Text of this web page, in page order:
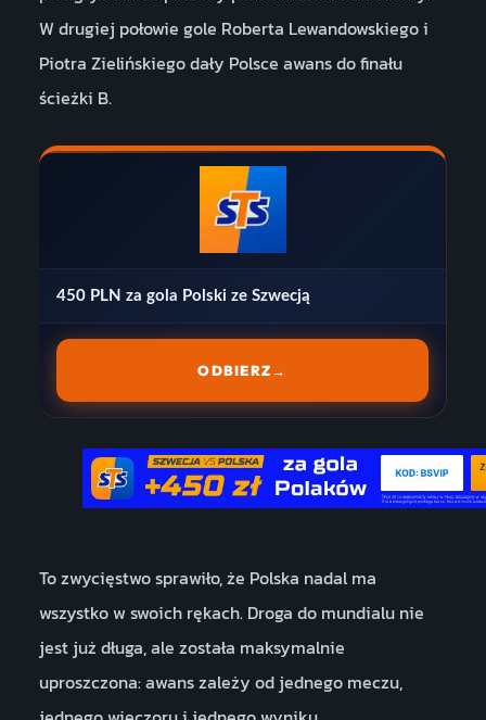
W drugiej połowie gole Roberta Lewandowskiego i
Piotra Zielińskiego dały Polsce awans do finału
ścieżki B.
450 PLN za gola Polski ze Szwecją
ODBIERZ→
To zwycięstwo sprawiło, że Polska nadal ma
wszystko w swoich rękach. Droga do mundialu nie
jest już długa, ale została maksymalnie
uproszczona: awans zależy od jednego meczu,